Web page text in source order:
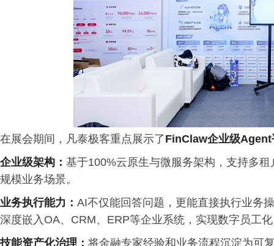
在展会期间，凡泰极客重点展示了FinClaw企业级Agent
企业级架构： 基于100%云原生与微服务架构，支持多
规模业务场景。
业务执行能力： AI不仅能回答问题，更能直接执行业务
深度嵌入OA、CRM、ERP等企业系统，实现数字员工
技能资产化治理： 将金融专家经验和业务流程沉淀为可